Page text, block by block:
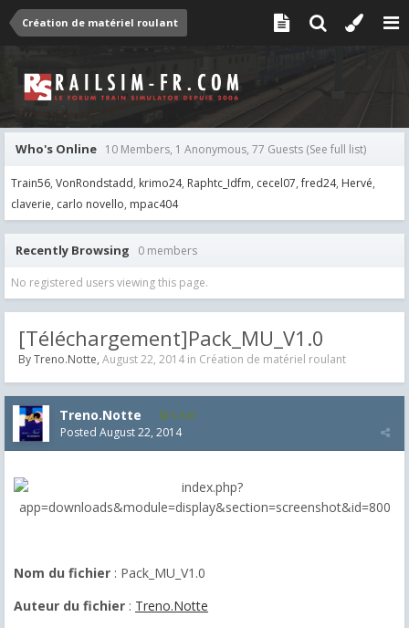
Création de matériel roulant
Who's Online 10 Members, 1 Anonymous, 77 Guests (See full list)
Train56 VonRondstadd krimo24 Raphtc_Idfm cecel07 fred24 Hervé
claverie carlo novello mpac404
Recently Browsing 0 members
No registered users viewing this page.
[Téléchargement]Pack_MU_V1.0
ByTreno.Notte, August 22, 2014 in Création de matériel roulant
Treno.Notte 5,543
Posted August 22, 2014
Nom du fichier : Pack_MU_V1.0
Auteur du fichier : Treno.Notte